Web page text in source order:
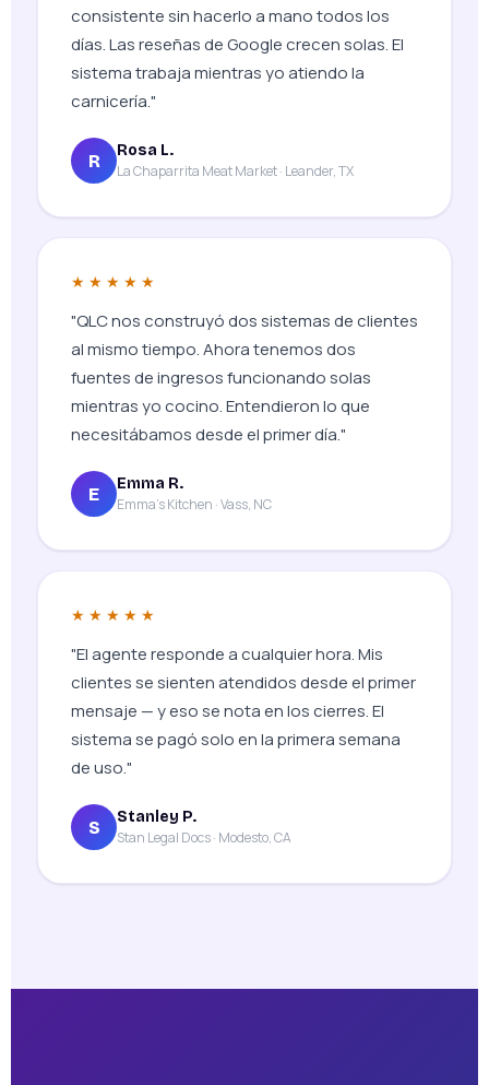
consistente sin hacerlo a mano todos los
días. Las reseñas de Google crecen solas. El
sistema trabaja mientras yo atiendo la
carnicería."
R
Rosa L.
La Chaparrita Meat Market · Leander, TX
★★★★★
"QLC nos construyó dos sistemas de clientes
al mismo tiempo. Ahora tenemos dos
fuentes de ingresos funcionando solas
mientras yo cocino. Entendieron lo que
necesitábamos desde el primer día."
E
Emma R.
Emma's Kitchen · Vass, NC
★★★★★
"El agente responde a cualquier hora. Mis
clientes se sienten atendidos desde el primer
mensaje — y eso se nota en los cierres. El
sistema se pagó solo en la primera semana
de uso."
S
Stanley P.
Stan Legal Docs · Modesto, CA